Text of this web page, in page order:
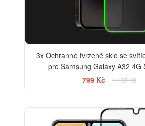
3x Ochranné tvrzené sklo se
pro Samsung Galaxy A32 4G
799 Kč
1 197 Kč